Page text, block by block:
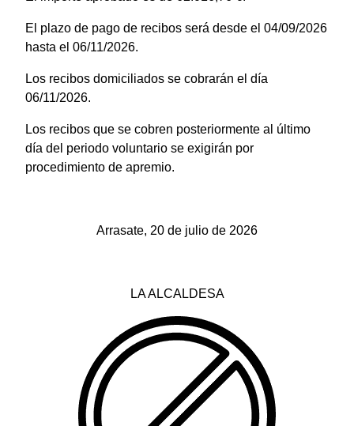
El plazo de pago de recibos será desde el 04/09/2026
hasta el 06/11/2026.
Los recibos domiciliados se cobrarán el día
06/11/2026.
Los recibos que se cobren posteriormente al último
día del periodo voluntario se exigirán por
procedimiento de apremio.
Arrasate, 20 de julio de 2026
LA ALCALDESA